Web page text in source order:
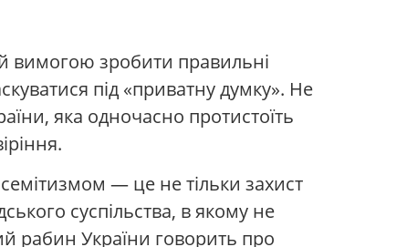
вимогою зробити правильні
під «приватну думку». Не
яка одночасно протистоїть
— це не тільки захист
суспільства, в якому не
рабин України говорить про